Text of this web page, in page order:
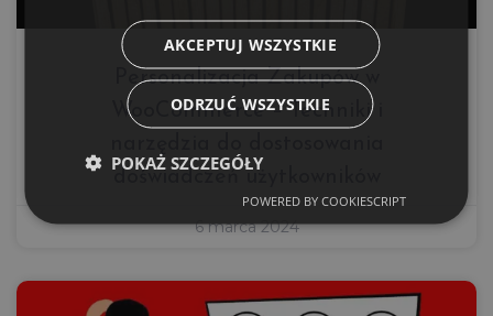
Personalizacja Zakupów w
WooCommerce – Techniki i
doświadczeń użytkowników
6 marca 2024
AKCEPTUJ WSZYSTKIE
ODRZUĆ WSZYSTKIE
POKAŻ SZCZEGÓŁY
POWERED BY COOKIESCRIPT